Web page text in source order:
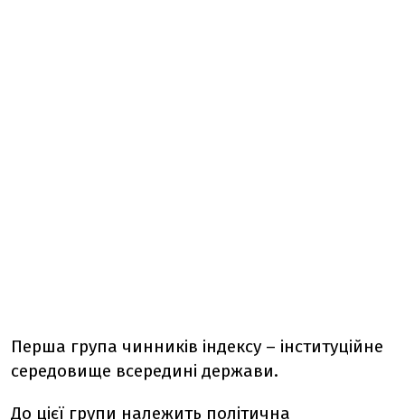
Перша група чинників індексу – інституційне
середовище всередині держави.
До цієї групи належить політична